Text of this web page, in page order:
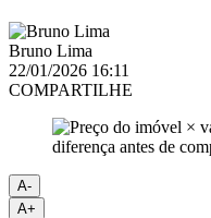
Bruno Lima
22/01/2026 16:11
COMPARTILHE
A-
A+